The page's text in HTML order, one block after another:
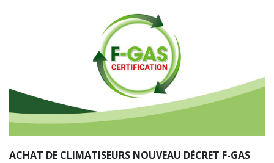
ACHAT DE CLIMATISEURS NOUVEAU DÉCRET F-GAS